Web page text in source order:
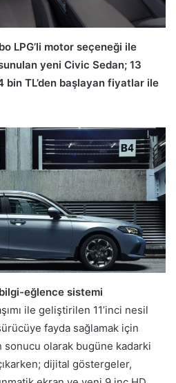
LPG’li motor seçeneği ile
yeni Civic Sedan; 13
bin TL’den başlayan fiyatlar ile
eğlence sistemi
ile geliştirilen 11’inci nesil
fayda sağlamak için
sonucu olarak bugüne kadarki
dijital göstergeler,